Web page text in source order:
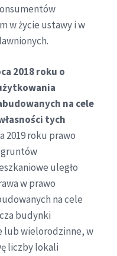
w życie ustawy i w
2018 roku o
na cele
tych
2019 roku prawo
uległo
w prawo
na cele
budynki
lub wielorodzinne, w
liczby lokali